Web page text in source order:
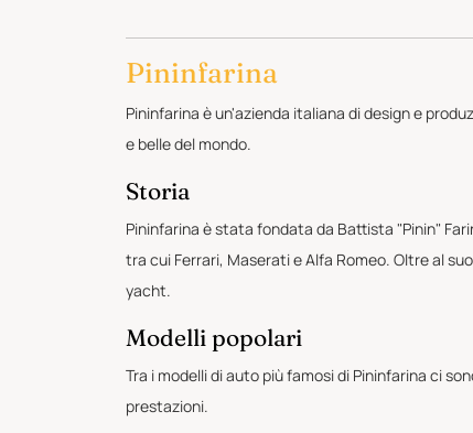
Pininfarina
Pininfarina è un'azienda italiana di design e
e belle del mondo.
Storia
Pininfarina è stata fondata da Battista "Pinin"
tra cui Ferrari, Maserati e Alfa Romeo. Oltre al
yacht.
Modelli popolari
Tra i modelli di auto più famosi di Pininfarina ci
prestazioni.